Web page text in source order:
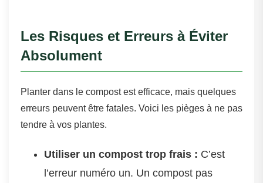
Les Risques et Erreurs à Éviter
Absolument
Planter dans le compost est efficace, mais quelques
erreurs peuvent être fatales. Voici les pièges à ne pas
tendre à vos plantes.
Utiliser un compost trop frais : C’est
l’erreur numéro un. Un compost pas